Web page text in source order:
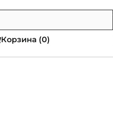
Корзина (0)